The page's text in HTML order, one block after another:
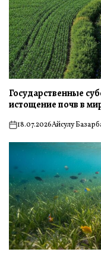
Государственные
истощение почв в
on18.07.2026Айсулу